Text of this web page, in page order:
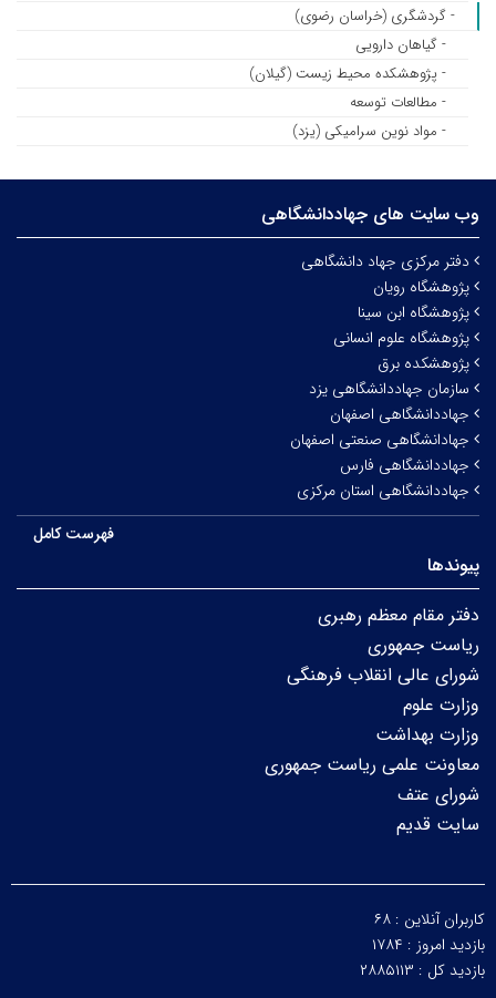
- گردشگری (خراسان رضوی)
- گیاهان دارویی
- پژوهشکده محیط زیست (گیلان)
- مطالعات توسعه
- مواد نوین سرامیکی (یزد)
وب سایت های جهاددانشگاهی
دفتر مرکزی جهاد دانشگاهی
پژوهشگاه رویان
پژوهشگاه ابن سینا
پژوهشگاه علوم انسانی
پژوهشکده برق
سازمان جهاددانشگاهی یزد
جهاددانشگاهی اصفهان
جهادانشگاهی صنعتی اصفهان
جهاددانشگاهی فارس
جهاددانشگاهی استان مرکزی
فهرست کامل
پیوندها
دفتر مقام معظم رهبری
ریاست جمهوری
شورای عالی انقلاب فرهنگی
وزارت علوم
وزارت بهداشت
معاونت علمی ریاست جمهوری
شورای عتف
سایت قدیم
کاربران آنلاین : ۶۸
بازدید امروز : ۱۷۸۴
بازدید کل : ۲۸۸۵۱۱۳